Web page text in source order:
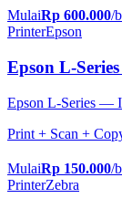
MulaiRp 600.000/
PrinterEpson
Epson L-
Epson L-Series —
Print + Scan +
MulaiRp 150.000/
PrinterZebra